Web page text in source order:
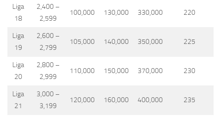
Liga
18
2,400 –
2,599
100,000 130,000 330,000 220
Liga
19
2,600 –
2,799
105,000 140,000 350,000 225
Liga
20
2,800 –
2,999
110,000 150,000 370,000 230
Liga
21
3,000 –
3,199
120,000 160,000 400,000 235